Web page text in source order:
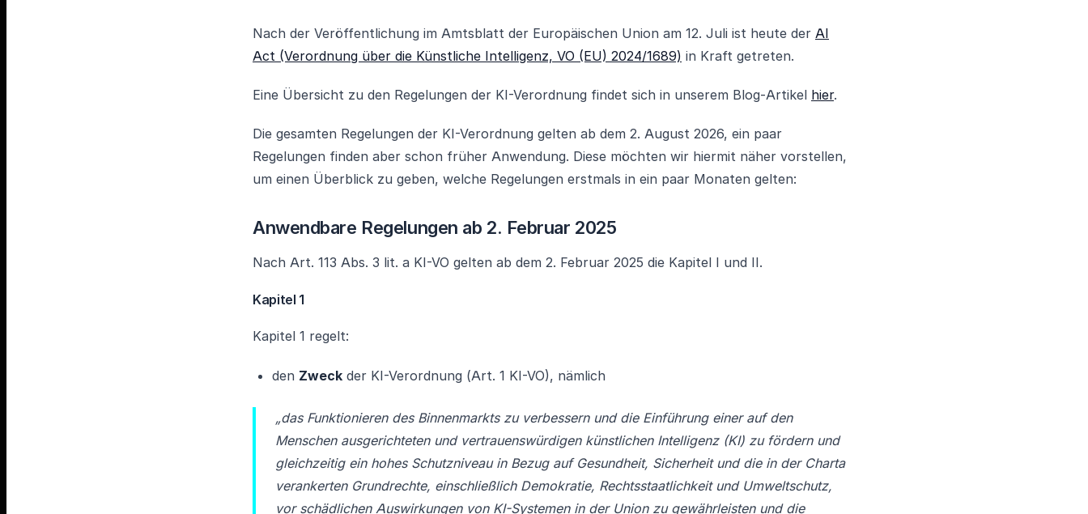
Nach der Veröffentlichung im Amtsblatt der Europäischen Union am 12. Juli ist heute der AI
Act (Verordnung über die Künstliche Intelligenz, VO (EU) 2024/1689) in Kraft getreten.
Eine Übersicht zu den Regelungen der KI-Verordnung findet sich in unserem Blog-Artikel hier.
Die gesamten Regelungen der KI-Verordnung gelten ab dem 2. August 2026, ein paar
Regelungen finden aber schon früher Anwendung. Diese möchten wir hiermit näher vorstellen,
um einen Überblick zu geben, welche Regelungen erstmals in ein paar Monaten gelten:
Anwendbare Regelungen ab 2. Februar 2025
Nach Art. 113 Abs. 3 lit. a KI-VO gelten ab dem 2. Februar 2025 die Kapitel I und II.
Kapitel 1
Kapitel 1 regelt:
den Zweck der KI-Verordnung (Art. 1 KI-VO), nämlich
„das Funktionieren des Binnenmarkts zu verbessern und die Einführung einer auf den
Menschen ausgerichteten und vertrauenswürdigen künstlichen Intelligenz (KI) zu fördern und
gleichzeitig ein hohes Schutzniveau in Bezug auf Gesundheit, Sicherheit und die in der Charta
verankerten Grundrechte, einschließlich Demokratie, Rechtsstaatlichkeit und Umweltschutz,
vor schädlichen Auswirkungen von KI-Systemen in der Union zu gewährleisten und die